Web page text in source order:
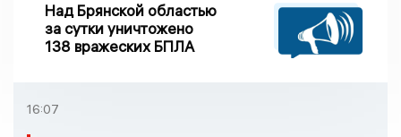
Над Брянской областью
за сутки уничтожено
138 вражеских БПЛА
16:07